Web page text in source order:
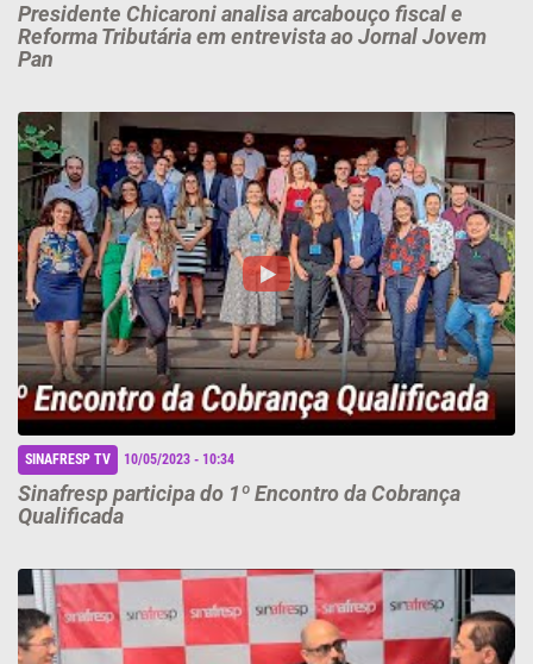
Presidente Chicaroni analisa arcabouço fiscal e
Reforma Tributária em entrevista ao Jornal Jovem
Pan
SINAFRESP TV 10/05/2023 - 10:34
Sinafresp participa do 1º Encontro da Cobrança
Qualificada